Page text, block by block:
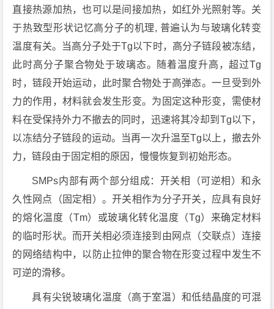
直接热源加热，也可以是间接加热，如红外光照射等。关
于热致型形状记忆高分子的机理, 普遍认为与玻璃化转变
温度有关。当高分子处于Tg以下时，高分子链段被冻结，
此时高分子聚合物处于玻璃态。随着温度升高，超过Tg
时，链段开始运动，此时聚合物处于高弹态。一旦受到外
力的作用，材料就会发生形变。为固定这种形变，需使材
料在受保持外力不撤去的同时，迅速将其冷却到Tg以下，
以冻结分子链段的运动。当再一次升温至Tg以上，撤去外
力，链段由于固定相的原因，慢慢恢复到初始形态。
SMPs内部有两个部分组成：开关相（可逆相）和永
久性网点（固定相）。开关相作为分子开关，应具有良好
的熔化温度（Tm）或玻璃化转化温度（Tg）来确定材料
的临时形状。而开关相必须连接到由网点（交联点）连接
的网络结构中，以防止拉伸的聚合物在形变过程中发生不
可逆的滑移。
具有尖锐玻璃化温度（高于室温）和低结晶度的可混